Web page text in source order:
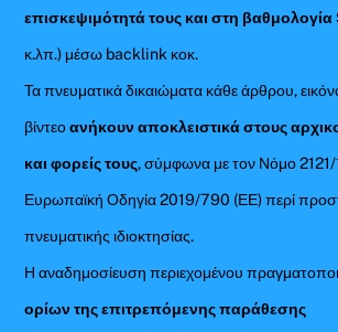
επισκεψιμότητά τους και στη βαθμολογία
κ.λπ.) μέσω backlink κοκ.
Τα πνευματικά δικαιώματα κάθε άρθρου,
βίντεοανήκουν αποκλειστικά στους
και φορείς τους, σύμφωνα με τον Νόμο 2121/
Ευρωπαϊκή Οδηγία 2019/790 (ΕΕ) περί
πνευματικής ιδιοκτησίας.
Η αναδημοσίευση περιεχομένου
ορίων της επιτρεπόμενης παράθεσης